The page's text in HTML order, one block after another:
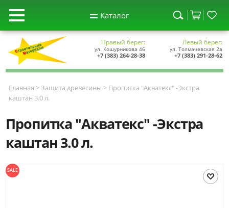
Правый берег:
ул. Кошурникова 46
+7 (383) 264-28-38
Левый берег:
ул. Толмачевская 2а
+7 (383) 291-28-62
Главная >Защита древесины > Пропитка "Акватекс" -Экстра
каштан 3.0 л.
Пропитка "Акватекс" -Экстра
каштан 3.0 л.
SALE
Каталог